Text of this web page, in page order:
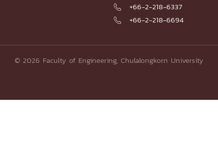
 +66-2-218-6337
 +66-2-218-6694
© 2026 Faculty of Engineering, Chulalongkorn University